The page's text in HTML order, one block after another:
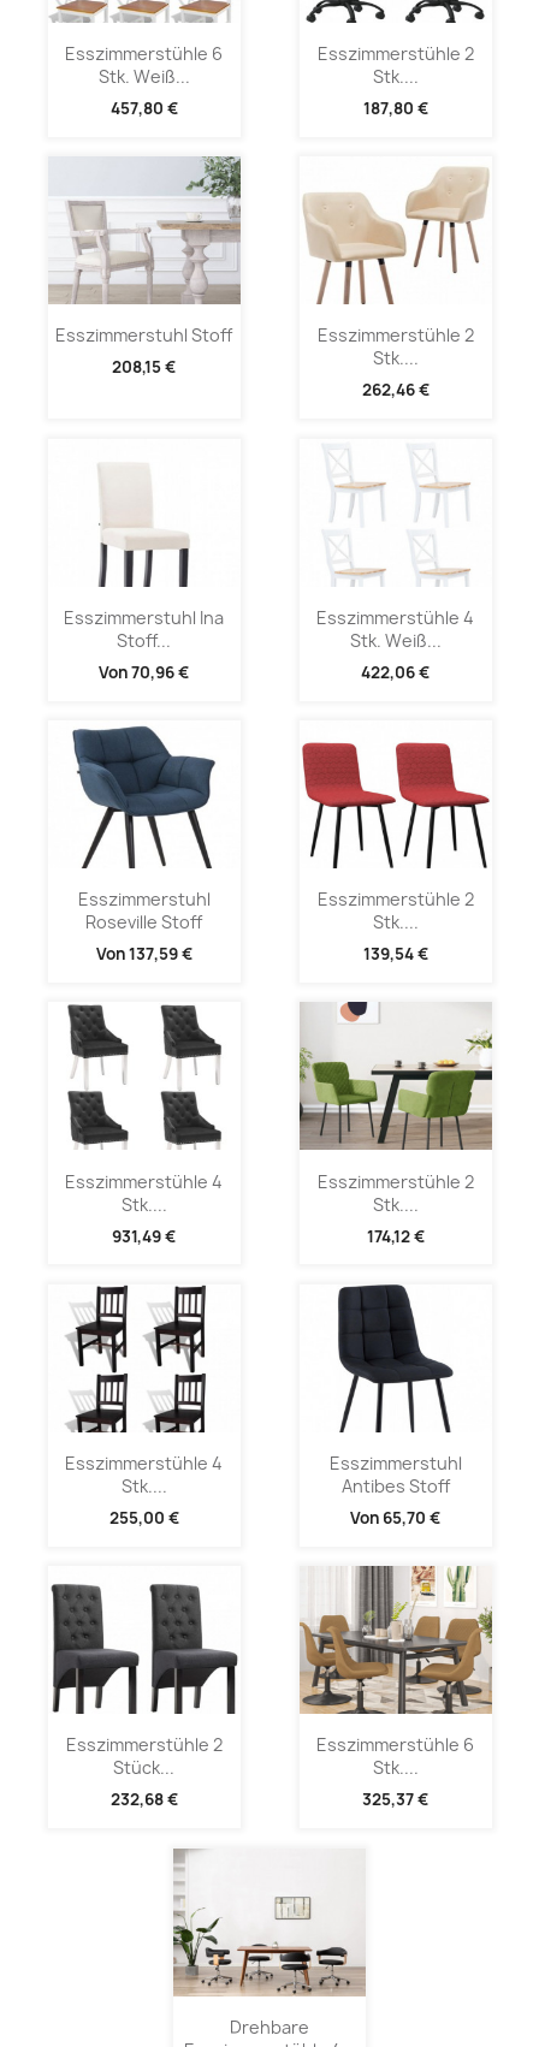
Esszimmerstühle 6
Stk. Weiß...
457,80 €
Esszimmerstühle 2
Stk....
187,80 €
Esszimmerstuhl Stoff
208,15 €
Esszimmerstühle 2
Stk....
262,46 €
Esszimmerstuhl Ina
Stoff...
Von70,96 €
Esszimmerstühle 4
Stk. Weiß...
422,06 €
Esszimmerstuhl
Roseville Stoff
Von137,59 €
Esszimmerstühle 2
Stk....
139,54 €
Esszimmerstühle 4
Stk....
931,49 €
Esszimmerstühle 2
Stk....
174,12 €
Esszimmerstühle 4
Stk....
255,00 €
Esszimmerstuhl
Antibes Stoff
Von 65,70 €
Esszimmerstühle 2
Stück...
232,68 €
Esszimmerstühle 6
Stk....
325,37 €
Drehbare